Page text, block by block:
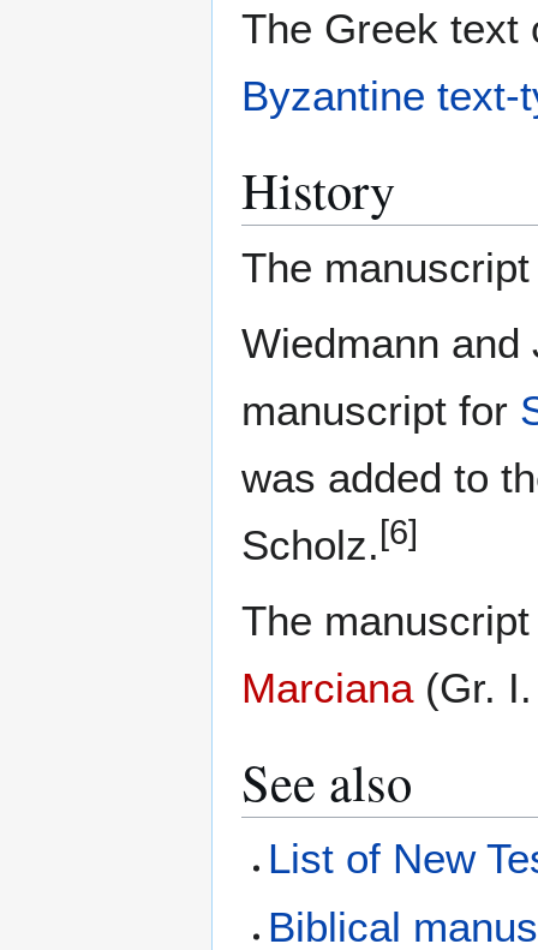
The Greek text
Byzantine text-
History
The
Wiedmann
manuscript for
was added to
Scholz. [6]
The
Marciana(Gr.
See also
List of New
Biblical